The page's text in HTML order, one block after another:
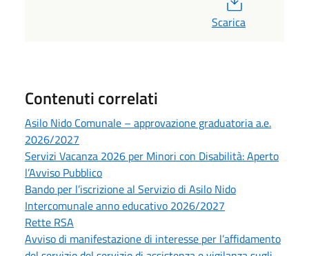
Scarica
Contenuti correlati
Asilo Nido Comunale – approvazione graduatoria a.e.
2026/2027
Servizi Vacanza 2026 per Minori con Disabilità: Aperto
l’Avviso Pubblico
Bando per l’iscrizione al Servizio di Asilo Nido
Intercomunale anno educativo 2026/2027
Rette RSA
Avviso di manifestazione di interesse per l’affidamento